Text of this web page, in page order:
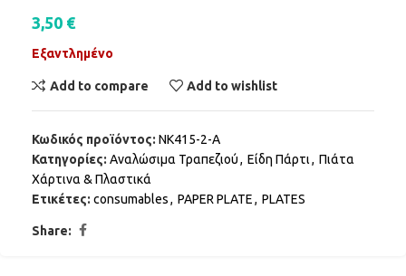
3,50 €
Εξαντλημένο
Add to compare Add to wishlist
Κωδικός προϊόντος: ΝΚ415-2-Α
Κατηγορίες: Αναλώσιμα Τραπεζιού, Είδη Πάρτι, Πιάτα
Χάρτινα & Πλαστικά
Ετικέτες: consumables, PAPER PLATE, PLATES
Share: